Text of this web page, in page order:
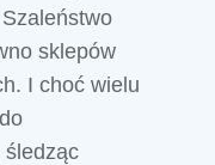
sklepów
I choć wielu
śledząc